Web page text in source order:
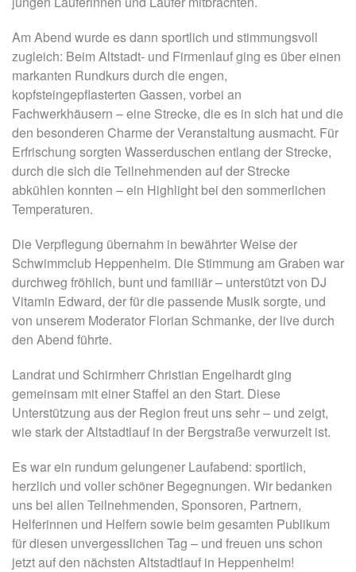
Am Abend wurde es dann sportlich und stimmungsvoll
zugleich: Beim Altstadt- und Firmenlauf ging es über einen
markanten Rundkurs durch die engen,
kopfsteingepflasterten Gassen, vorbei an
Fachwerkhäusern – eine Strecke, die es in sich hat und die
den besonderen Charme der Veranstaltung ausmacht. Für
Erfrischung sorgten Wasserduschen entlang der Strecke,
durch die sich die Teilnehmenden auf der Strecke
abkühlen konnten – ein Highlight bei den sommerlichen
Temperaturen.
Die Verpflegung übernahm in bewährter Weise der
Schwimmclub Heppenheim. Die Stimmung am Graben war
durchweg fröhlich, bunt und familiär – unterstützt von DJ
Vitamin Edward, der für die passende Musik sorgte, und
von unserem Moderator Florian Schmanke, der live durch
den Abend führte.
Landrat und Schirmherr Christian Engelhardt ging
gemeinsam mit einer Staffel an den Start. Diese
Unterstützung aus der Region freut uns sehr – und zeigt,
wie stark der Altstadtlauf in der Bergstraße verwurzelt ist.
Es war ein rundum gelungener Laufabend: sportlich,
herzlich und voller schöner Begegnungen. Wir bedanken
uns bei allen Teilnehmenden, Sponsoren, Partnern,
Helferinnen und Helfern sowie beim gesamten Publikum
für diesen unvergesslichen Tag – und freuen uns schon
jetzt auf den nächsten Altstadtlauf in Heppenheim!